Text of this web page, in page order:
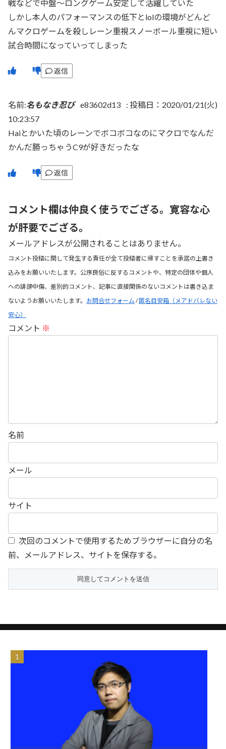
戦などで中盤～ロングゲーム安定して活躍していた
しかし本人のパフォーマンスの低下とlolの環境がどんど
んマクロゲームを殺しレーン重視スノーボール重視に短い
試合時間になっていってしまった
返信
名前:名もなき忍び e83602d13 : 投稿日：2020/01/21(火)
10:23:57
Haiとかいた頃のレーンでボコボコなのにマクロでなんだ
かんだ勝っちゃうC9が好きだったな
返信
コメント欄は仲良く使うでござる。寛容な心
が肝要でござる。
メールアドレスが公開されることはありません。
コメント投稿に関して発生する責任が全て投稿者に帰すことを承諾の上書き
込みをお願いいたします。公序良俗に反するコメントや、特定の団体や個人
への誹謗中傷、差別的コメント、記事に直接関係のないコメントは書き込ま
ないようお願いいたします。 お問合せフォーム /匿名目安箱（メアドバレない
安心）
コメント ※
名前
メール
サイト
次回のコメントで使用するためブラウザーに自分の名
前、メールアドレス、サイトを保存する。